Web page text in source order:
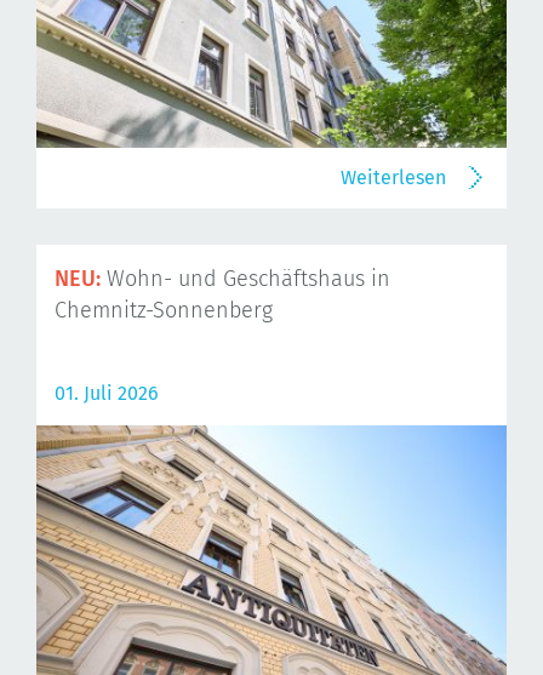
Weiterlesen
NEU: Wohn- und Geschäftshaus in
Chemnitz-Sonnenberg
01. Juli 2026